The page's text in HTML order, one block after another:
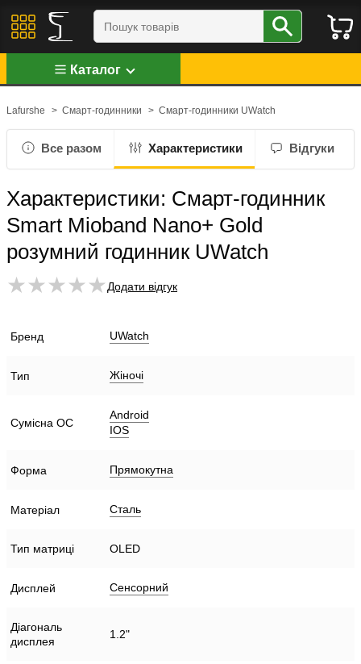
Каталог
Lafurshe > Смарт-годинники > Смарт-годинники UWatch
Все разом Характеристики Відгуки
Характеристики: Смарт-годинник
Smart Mioband Nano+ Gold
розумний годинник UWatch
Додати відгук
Бренд UWatch
Тип Жіночі
Сумісна ОС
Android
IOS
Форма Прямокутна
Матеріал Сталь
Тип матриці OLED
Дисплей Сенсорний
Діагональ
дисплея
1.2"